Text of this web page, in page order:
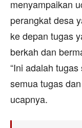
menyampaikan
perangkat desa
ke depan tugas
berkah dan
“Ini adalah
semua tugas
ucapnya.